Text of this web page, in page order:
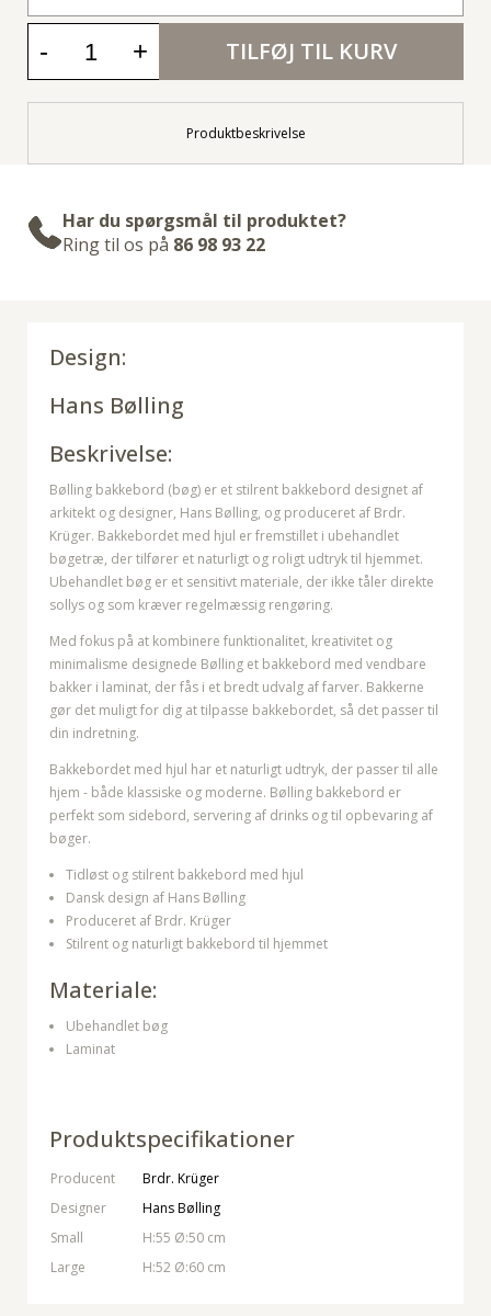
- + TILFØJ TIL KURV
Produktbeskrivelse
Har du spørgsmål til produktet?
Ring til os på 86 98 93 22
Design:
Hans Bølling
Beskrivelse:
Bølling bakkebord (bøg) er et stilrent bakkebord designet af
arkitekt og designer, Hans Bølling, og produceret af Brdr.
Krüger. Bakkebordet med hjul er fremstillet i ubehandlet
bøgetræ, der tilfører et naturligt og roligt udtryk til hjemmet.
Ubehandlet bøg er et sensitivt materiale, der ikke tåler direkte
sollys og som kræver regelmæssig rengøring.
Med fokus på at kombinere funktionalitet, kreativitet og
minimalisme designede Bølling et bakkebord med vendbare
bakker i laminat, der fås i et bredt udvalg af farver. Bakkerne
gør det muligt for dig at tilpasse bakkebordet, så det passer til
din indretning.
Bakkebordet med hjul har et naturligt udtryk, der passer til alle
hjem - både klassiske og moderne. Bølling bakkebord er
perfekt som sidebord, servering af drinks og til opbevaring af
bøger.
Tidløst og stilrent bakkebord med hjul
Dansk design af Hans Bølling
Produceret af Brdr. Krüger
Stilrent og naturligt bakkebord til hjemmet
Materiale:
Ubehandlet bøg
Laminat
Produktspecifikationer
Producent
Brdr. Krüger
Designer
Hans Bølling
Small
H:55 Ø:50 cm
Large
H:52 Ø:60 cm